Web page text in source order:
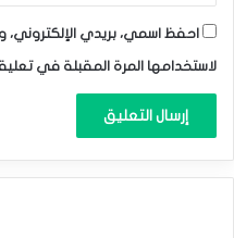
احفظ اسمي، بريدي
لاستخدامها المرة المقبلة في